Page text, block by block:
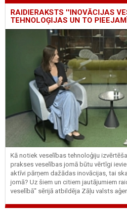
RAIDIERAKSTS ''INOVĀCIJAS
TEHNOLOĢIJAS UN TO
Kā notiek veselības tehnoloģiju
prakses veselības jomā būtu vērtīgi
aktīvi pārņem dažādas inovācijas, tai
jomā? Uz šiem un citiem jautājumiem
veselībā" sērijā atbildēja Zāļu valsts